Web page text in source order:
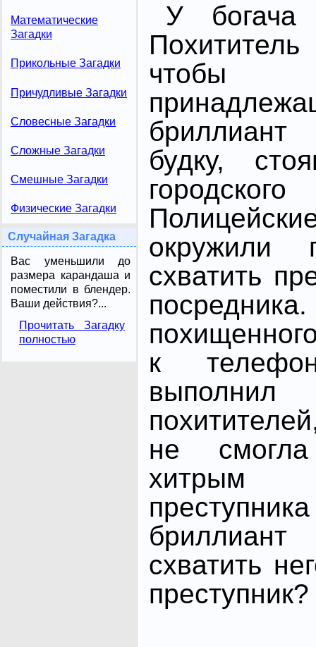
Математические
Загадки
Прикольные Загадки
Причудливые Загадки
Словесные Загадки
Сложные Загадки
Смешные Загадки
Физические Загадки
Случайная Загадка
Вас уменьшили до
размера карандаша и
поместили в блендер.
Ваши действия?...
Прочитать Загадку
полностью
У богача
чтобы
будку,
окружили
схватить
к
не
схватить
преступник?